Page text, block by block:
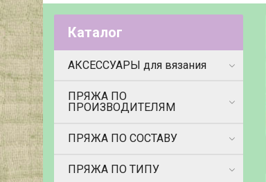
Каталог
АКСЕССУАРЫ для вязания
ПРЯЖА ПО
ПРОИЗВОДИТЕЛЯМ
ПРЯЖА ПО СОСТАВУ
ПРЯЖА ПО ТИПУ